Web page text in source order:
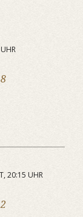
20:15 UHR